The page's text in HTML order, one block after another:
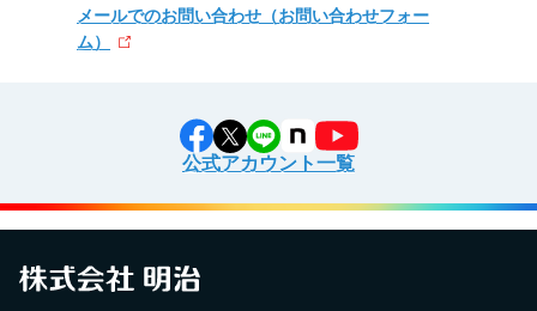
メールでのお問い合わせ （お問い合わせフォー
ム）
公式アカウント一覧